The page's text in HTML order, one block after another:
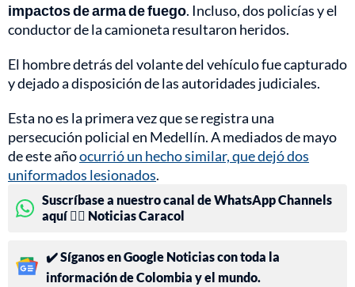
impactos de arma de fuego. Incluso, dos policías y el
conductor de la camioneta resultaron heridos.
El hombre detrás del volante del vehículo fue capturado
y dejado a disposición de las autoridades judiciales.
Esta no es la primera vez que se registra una
persecución policial en Medellín. A mediados de mayo
de este añoocurrió un hecho similar, que dejó dos
uniformados lesionados.
Suscríbase a nuestro canal de WhatsApp Channels
aquí 👉🏻 Noticias Caracol
✔️ Síganos en Google Noticias con toda la
información de Colombia y el mundo.